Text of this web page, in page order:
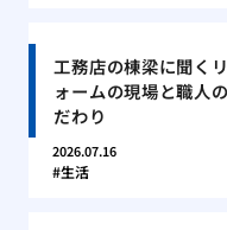
工務店の棟梁に聞く
ォームの現場と職人
だわり
2026.07.16
生活